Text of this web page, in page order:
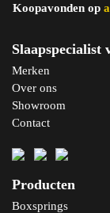
Koopavonden op
Slaapspecialist
Merken
Over ons
Showroom
Contact
Producten
Boxsprings